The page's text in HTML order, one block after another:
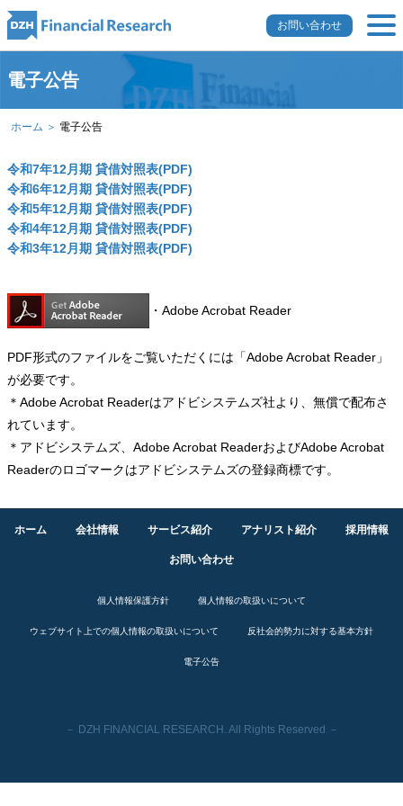
お問い合わせ
電子公告
ホーム ＞ 電子公告
令和7年12月期 貸借対照表(PDF)
令和6年12月期 貸借対照表(PDF)
令和5年12月期 貸借対照表(PDF)
令和4年12月期 貸借対照表(PDF)
令和3年12月期 貸借対照表(PDF)
・Adobe Acrobat Reader
PDF形式のファイルをご覧いただくには「Adobe Acrobat Reader」
が必要です。
＊Adobe Acrobat Readerはアドビシステムズ社より、無償で配布さ
れています。
＊アドビシステムズ、Adobe Acrobat ReaderおよびAdobe Acrobat
Readerのロゴマークはアドビシステムズの登録商標です。
ホーム 会社情報 サービス紹介 アナリスト紹介 採用情報
お問い合わせ
個人情報保護方針 個人情報の取扱いについて
ウェブサイト上での個人情報の取扱いについて 反社会的勢力に対する基本方針
電子公告
－ DZH FINANCIAL RESEARCH. All Rights Reserved －